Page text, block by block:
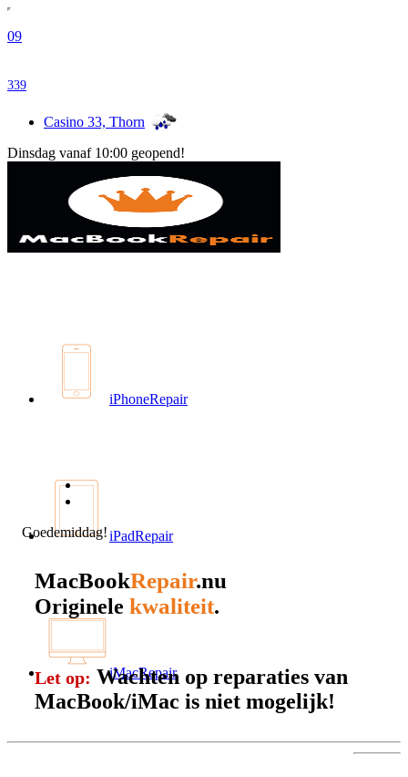
09
339
Casino 33, Thorn
Dinsdag vanaf 10:00 geopend!
iPhoneRepair
iPadRepair
iMacRepair
Goedemiddag!
MacBookRepair.nu
Originele kwaliteit.
Let op: Wachten op reparaties van
MacBook/iMac is niet mogelijk!